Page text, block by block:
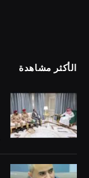
الأكثر مشاهدة